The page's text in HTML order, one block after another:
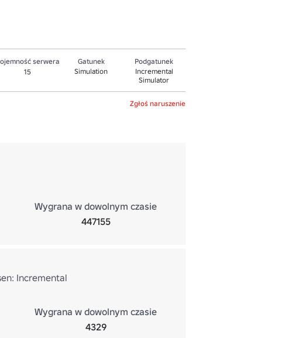
serwera
15
Gatunek
Simulation
Podgatunek
Incremental
Simulator
Zgłoś naruszenie
Wygrana w dowolnym czasie
447155
Incremental
Wygrana w dowolnym czasie
4329